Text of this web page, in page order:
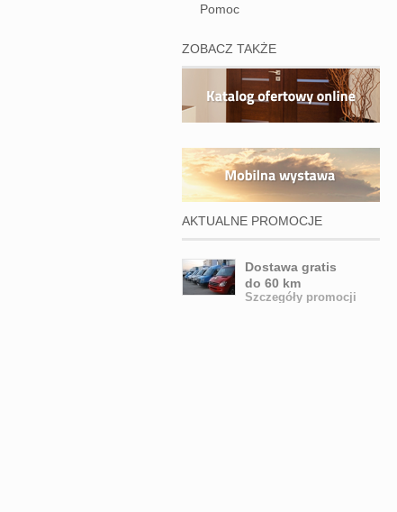
Pomoc
ZOBACZ TAKŻE
AKTUALNE PROMOCJE
Dostawa gratis
do 60 km
Szczegóły promocji